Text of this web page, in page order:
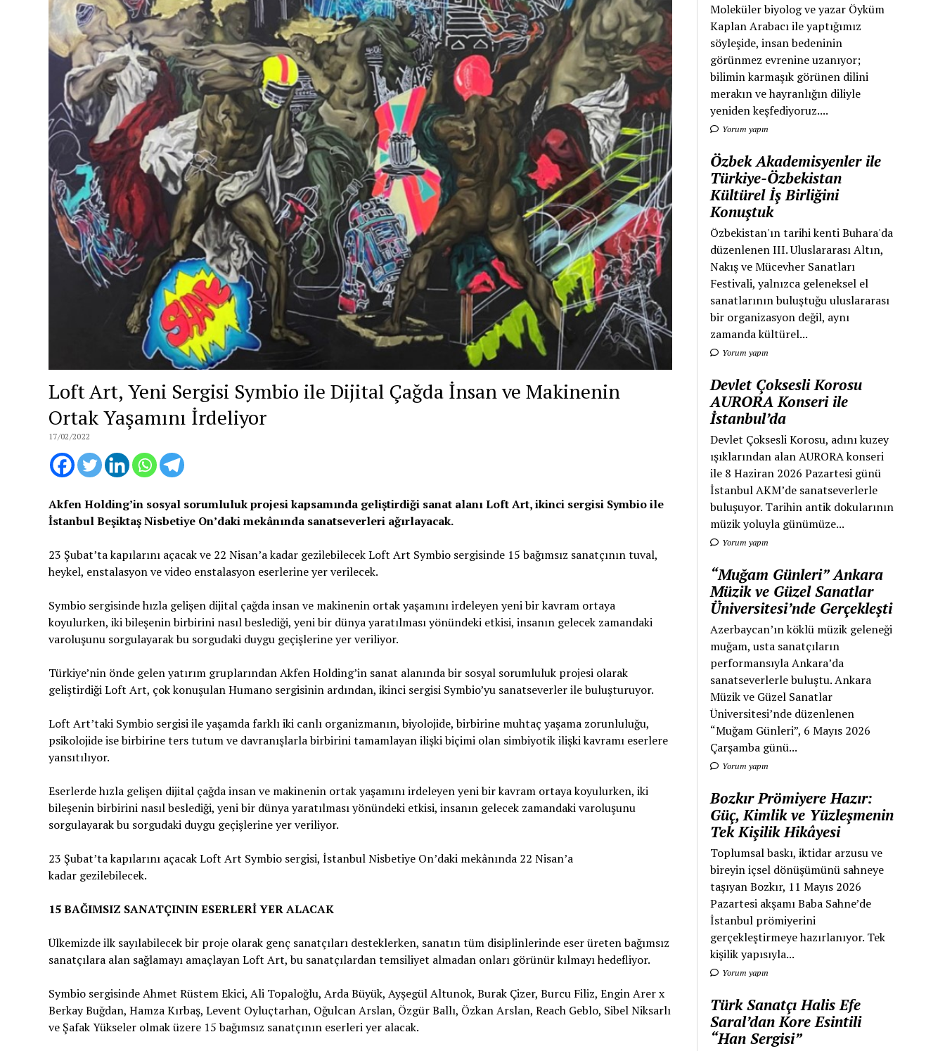
Loft Art, Yeni Sergisi Symbio ile Dijital Çağda İnsan ve Makinenin
Ortak Yaşamını İrdeliyor
17/02/2022
Akfen Holding’in sosyal sorumluluk projesi kapsamında geliştirdiği sanat alanı Loft Art, ikinci sergisi Symbio ile
İstanbul Beşiktaş Nisbetiye On’daki mekânında sanatseverleri ağırlayacak.
23 Şubat’ta kapılarını açacak ve 22 Nisan’a kadar gezilebilecek Loft Art Symbio sergisinde 15 bağımsız sanatçının tuval,
heykel, enstalasyon ve video enstalasyon eserlerine yer verilecek.
Symbio sergisinde hızla gelişen dijital çağda insan ve makinenin ortak yaşamını irdeleyen yeni bir kavram ortaya
koyulurken, iki bileşenin birbirini nasıl beslediği, yeni bir dünya yaratılması yönündeki etkisi, insanın gelecek zamandaki
varoluşunu sorgulayarak bu sorgudaki duygu geçişlerine yer veriliyor.
Türkiye’nin önde gelen yatırım gruplarından Akfen Holding’in sanat alanında bir sosyal sorumluluk projesi olarak
geliştirdiği Loft Art, çok konuşulan Humano sergisinin ardından, ikinci sergisi Symbio’yu sanatseverler ile buluşturuyor.
Loft Art’taki Symbio sergisi ile yaşamda farklı iki canlı organizmanın, biyolojide, birbirine muhtaç yaşama zorunluluğu,
psikolojide ise birbirine ters tutum ve davranışlarla birbirini tamamlayan ilişki biçimi olan simbiyotik ilişki kavramı eserlere
yansıtılıyor.
Eserlerde hızla gelişen dijital çağda insan ve makinenin ortak yaşamını irdeleyen yeni bir kavram ortaya koyulurken, iki
bileşenin birbirini nasıl beslediği, yeni bir dünya yaratılması yönündeki etkisi, insanın gelecek zamandaki varoluşunu
sorgulayarak bu sorgudaki duygu geçişlerine yer veriliyor.
23 Şubat’ta kapılarını açacak Loft Art Symbio sergisi, İstanbul Nisbetiye On’daki mekânında 22 Nisan’a
kadar gezilebilecek.
15 BAĞIMSIZ SANATÇININESERLERİ YER ALACAK
Ülkemizde ilk sayılabilecek bir proje olarak genç sanatçıları desteklerken, sanatın tüm disiplinlerinde eser üreten bağımsız
sanatçılara alan sağlamayı amaçlayan Loft Art, bu sanatçılardan temsiliyet almadan onları görünür kılmayı hedefliyor.
Symbio sergisinde Ahmet Rüstem Ekici, Ali Topaloğlu, Arda Büyük, Ayşegül Altunok, Burak Çizer, Burcu Filiz, Engin Arer x
Berkay Buğdan, Hamza Kırbaş, Levent Oyluçtarhan, Oğulcan Arslan, Özgür Ballı, Özkan Arslan, Reach Geblo, Sibel Niksarlı
ve Şafak Yükseler olmak üzere 15 bağımsız sanatçının eserleri yer alacak.
Moleküler biyolog ve yazar Öyküm
Kaplan Arabacı ile yaptığımız
söyleşide, insan bedeninin
görünmez evrenine uzanıyor;
bilimin karmaşık görünen dilini
merakın ve hayranlığın diliyle
yeniden keşfediyoruz....
Yorum yapın
Özbek Akademisyenler ile
Türkiye-Özbekistan
Kültürel İş Birliğini
Konuştuk
Özbekistan'ın tarihi kenti Buhara'da
düzenlenen III. Uluslararası Altın,
Nakış ve Mücevher Sanatları
Festivali, yalnızca geleneksel el
sanatlarının buluştuğu uluslararası
bir organizasyon değil, aynı
zamanda kültürel...
Yorum yapın
Devlet Çoksesli Korosu
AURORA Konseri ile
İstanbul’da
Devlet Çoksesli Korosu, adını kuzey
ışıklarından alan AURORA konseri
ile 8 Haziran 2026 Pazartesi günü
İstanbul AKM’de sanatseverlerle
buluşuyor. Tarihin antik dokularının
müzik yoluyla günümüze...
Yorum yapın
“Muğam Günleri” Ankara
Müzik ve Güzel Sanatlar
Üniversitesi’nde Gerçekleşti
Azerbaycan’ın köklü müzik geleneği
muğam, usta sanatçıların
performansıyla Ankara’da
sanatseverlerle buluştu. Ankara
Müzik ve Güzel Sanatlar
Üniversitesi’nde düzenlenen
“Muğam Günleri”, 6 Mayıs 2026
Çarşamba günü...
Yorum yapın
Bozkır Prömiyere Hazır:
Güç, Kimlik ve Yüzleşmenin
Tek Kişilik Hikâyesi
Toplumsal baskı, iktidar arzusu ve
bireyin içsel dönüşümünü sahneye
taşıyan Bozkır, 11 Mayıs 2026
Pazartesi akşamı Baba Sahne’de
İstanbul prömiyerini
gerçekleştirmeye hazırlanıyor. Tek
kişilik yapısıyla...
Yorum yapın
Türk Sanatçı Halis Efe
Saral’dan Kore Esintili
“Han Sergisi”